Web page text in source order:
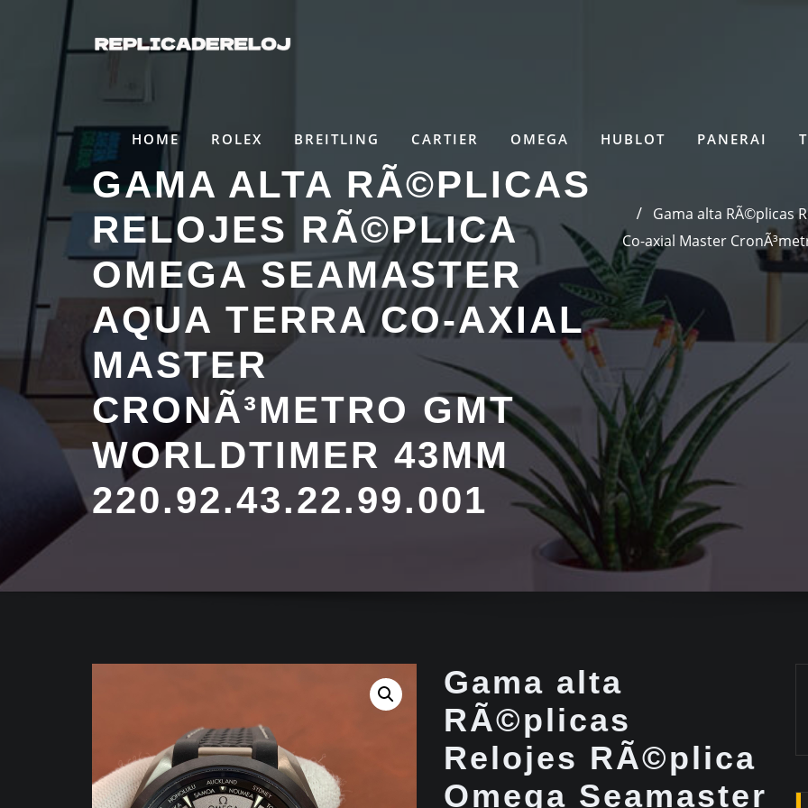
contenido
HOME ROLEX BREITLING CARTIER OMEGA HUBLOT PANERAI
GAMA ALTA RÃ©PLICAS
RELOJES RÃ©PLICA
OMEGA SEAMASTER
AQUA TERRA CO-AXIAL
MASTER
CRONÃ³METRO GMT
WORLDTIMER 43MM
220.92.43.22.99.001
Gama alta RÃ©plicas
Co-axial Master
Gama alta
RÃ©plicas
Relojes RÃ©plica
Omega Seamaster